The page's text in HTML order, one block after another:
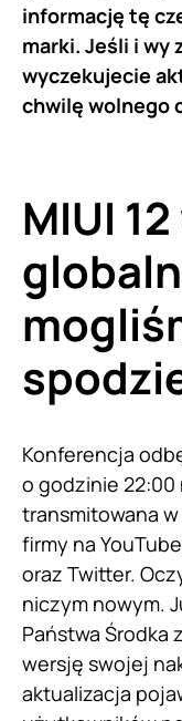
informację tę
marki. Jeśli i wy
wyczekujecie
chwilę wolnego
MIUI
Konferencja
o godzinie 22:00
transmitowana
firmy na
oraz Twitter.
niczym nowym.
Państwa Środka
wersję swojej
aktualizacja